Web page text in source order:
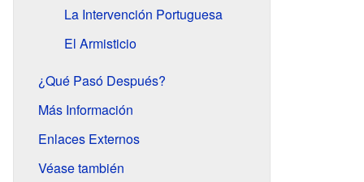
La Intervención Portuguesa
El Armisticio
¿Qué Pasó Después?
Más Información
Enlaces Externos
Véase también